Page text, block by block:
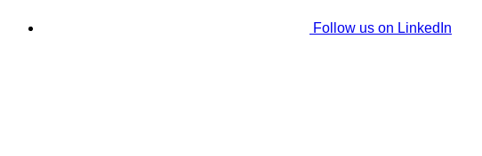
Follow us on LinkedIn